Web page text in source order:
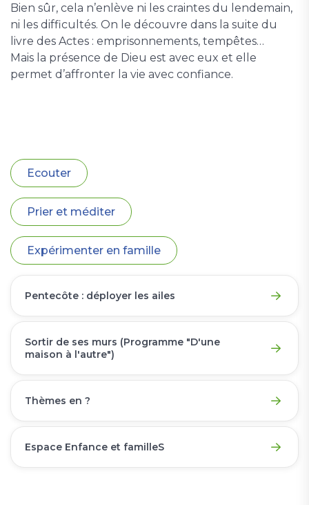
Bien sûr, cela n’enlève ni les craintes du lendemain,
ni les difficultés. On le découvre dans la suite du
livre des Actes : emprisonnements, tempêtes…
Mais la présence de Dieu est avec eux et elle
permet d’affronter la vie avec confiance.
Ecouter
Prier et méditer
Expérimenter en famille
Pentecôte : déployer les ailes
Sortir de ses murs (Programme "D'une
maison à l'autre")
Thèmes en ?
Espace Enfance et familleS